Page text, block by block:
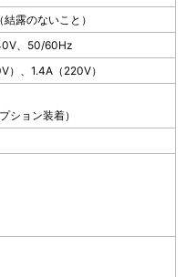
露のないこと）
、50/60Hz
）、1.4A（220V）
ション装着）